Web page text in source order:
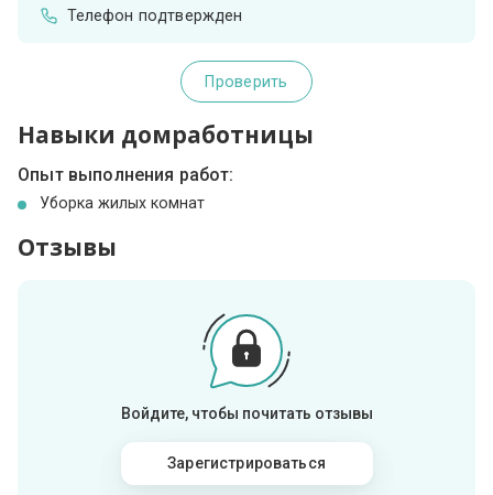
Телефон подтвержден
Проверить
Навыки домработницы
Опыт выполнения работ:
Уборка жилых комнат
Отзывы
Войдите, чтобы почитать отзывы
Зарегистрироваться